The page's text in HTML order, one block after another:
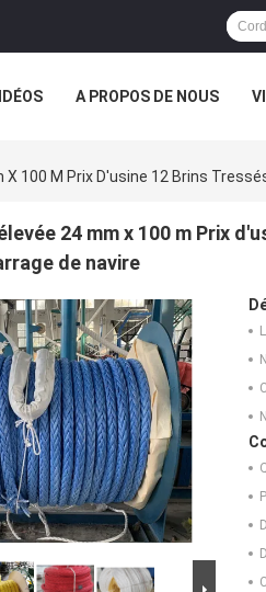
A PROPOS DE NOUS
100 M Prix D'usine 12 Brins
24 mm x 100 m Prix
de navire